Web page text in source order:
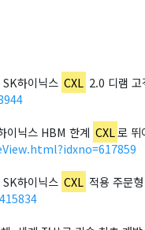
하이닉스 CXL 2.0 디램
이닉스 HBM 한계 CXL로
하이닉스 CXL 적용 주문